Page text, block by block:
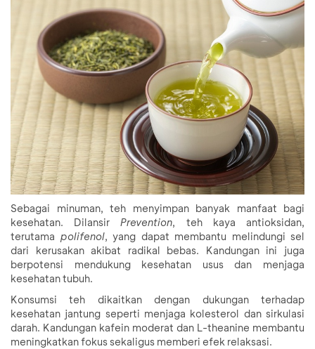
Sebagai minuman, teh menyimpan banyak manfaat bagi
kesehatan. DilansirPrevention, teh kaya antioksidan,
terutama polifenol, yang dapat membantu melindungi sel
dari kerusakan akibat radikal bebas. Kandungan ini juga
berpotensi mendukung kesehatan usus dan menjaga
kesehatan tubuh.
Konsumsi teh dikaitkan dengan dukungan terhadap
kesehatan jantung seperti menjaga kolesterol dan sirkulasi
darah. Kandungan kafein moderat dan L-theanine membantu
meningkatkan fokus sekaligus memberi efek relaksasi.